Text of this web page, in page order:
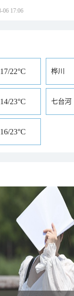
06 17:06
17/22°C 桦川
14/23°C 七台河
16/23°C